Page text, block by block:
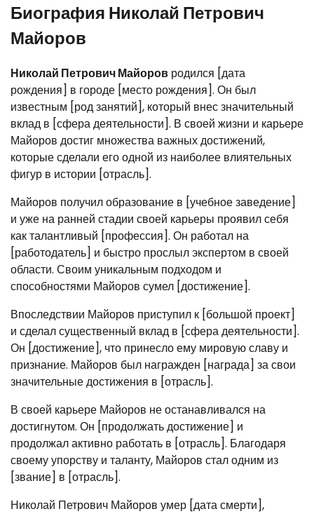
Биография Николай Петрович
Майоров
Николай Петрович Майоров родился [дата
рождения] в городе [место рождения]. Он был
известным [род занятий], который внес значительный
вклад в [сфера деятельности]. В своей жизни и карьере
Майоров достиг множества важных достижений,
которые сделали его одной из наиболее влиятельных
фигур в истории [отрасль].
Майоров получил образование в [учебное заведение]
и уже на ранней стадии своей карьеры проявил себя
как талантливый [профессия]. Он работал на
[работодатель] и быстро прослыл экспертом в своей
области. Своим уникальным подходом и
способностями Майоров сумел [достижение].
Впоследствии Майоров приступил к [большой проект]
и сделал существенный вклад в [сфера деятельности].
Он [достижение], что принесло ему мировую славу и
признание. Майоров был награжден [награда] за свои
значительные достижения в [отрасль].
В своей карьере Майоров не останавливался на
достигнутом. Он [продолжать достижение] и
продолжал активно работать в [отрасль]. Благодаря
своему упорству и таланту, Майоров стал одним из
[звание] в [отрасль].
Николай Петрович Майоров умер [дата смерти],